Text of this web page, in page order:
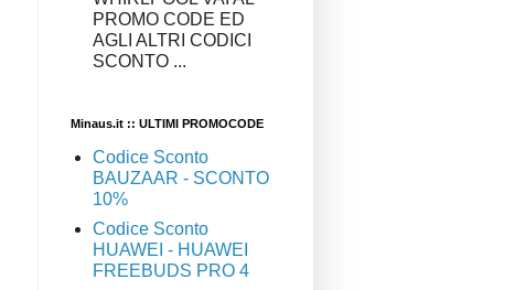
PROMO CODE ED
AGLI ALTRI CODICI
SCONTO ...
Minaus.it :: ULTIMI PROMOCODE
Codice Sconto
BAUZAAR - SCONTO
10%
Codice Sconto
HUAWEI - HUAWEI
FREEBUDS PRO 4